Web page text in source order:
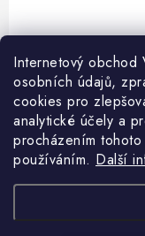
Internetový obchod
osobních údajů,
cookies pro
analytické účely a
procházením
používáním. Další
Informace pro Vás
Ceník dopravy
Kontakty
Obchodní podmínky